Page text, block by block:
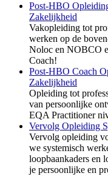
Post-HBO
Zakelijkheid
Vakopleiding tot
werken op de
Noloc en NOBCO
Coach!
Post-HBO Coach
Zakelijkheid
Opleiding tot
van persoonlijke
EQA Practitioner
Vervolg Opleiding
Vervolg opleiding
we systemisch
loopbaankaders en
je persoonlijke en